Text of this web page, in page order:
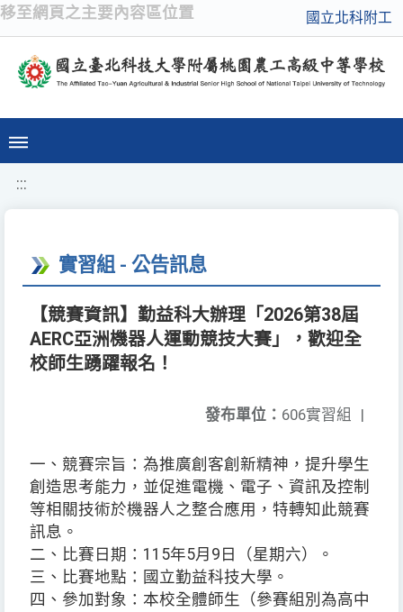
移至網頁之主要內容區位置 國立北科附工
:::
實習組 - 公告訊息
【競賽資訊】勤益科大辦理「2026第38屆
AERC亞洲機器人運動競技大賽」，歡迎全
校師生踴躍報名！
發布單位： 606實習組 |
一、競賽宗旨：為推廣創客創新精神，提升學生
創造思考能力，並促進電機、電子、資訊及控制
等相關技術於機器人之整合應用，特轉知此競賽
訊息。
二、比賽日期：115年5月9日（星期六）。
三、比賽地點：國立勤益科技大學。
四、參加對象：本校全體師生（參賽組別為高中